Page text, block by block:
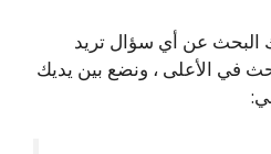
البحث عن أي سؤال تريد
في الأعلى ، ونضع بين يديك